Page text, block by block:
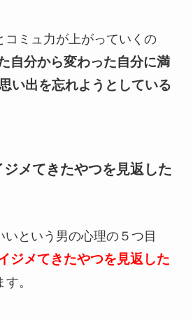
コミュ力が上がっていくの
自分から変わった自分に満
い出を忘れようとしている
メてきたやつを見返した
という男の心理の５つ目
ジメてきたやつを見返した
。